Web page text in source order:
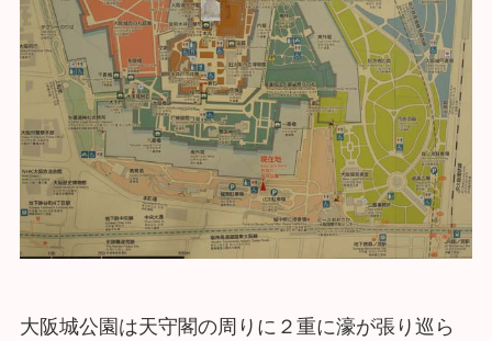
大阪城公園は天守閣の周りに２重に濠が張り巡ら